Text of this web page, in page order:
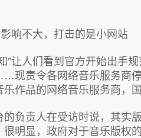
响不大，打击的是小网站
人们看到官方开始出手规
现责令各网络音乐服务商
作品的网络音乐服务商，
责人在受访时说，其实版
明显，政府对于音乐版权